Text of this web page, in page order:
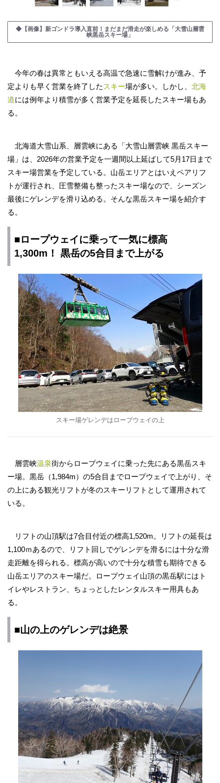
◆【画像】新ゴンドラ導入直前！まだまだ滑走が楽しめる「大雪山層雲
峡黒岳スキー場」
今年の春は異常ともいえる高温で急速に雪解けが進み、予
定よりも早く営業を終了した スキー場が多い。しかし、 北海
道には例年より積雪が多く営業予定を延長したスキー場もあ
る。
北海道大雪山系、層雲峡にある「大雪山層雲峡 黒岳スキー
場」は、2026年の営業予定を一週間以上延ばして5月17日まで
スキー場営業を予定している。山岳エリアとはいえペアリフ
トが運行され、圧雪整備も整ったスキー場なので、シーズン
最後にゲレンデを滑り込める。そんな黒岳スキー場を紹介す
る。
■ロープウェイに乗って一気に標高
1,300m！ 黒岳の5合目まで上がる
スキー場ゲレンデはロープウェイの上
層雲峡温泉街からロープウェイに乗った先にある黒岳スキ
ー場。黒岳（1,984m）の5合目までロープウェイで上がり、そ
の上にある観光リフトが冬のスキーリフトとして運用されて
いる。
リフトの山頂駅は7合目付近の標高1,520m。リフトの延長は
1,100ｍあるので、リフト回しでゲレンデを滑るには十分な滑
走距離を得られる。標高が高いので十分な積雪も期待できる
山岳エリアのスキー場だ。ロープウェイ山頂の黒岳駅にはト
イレやレストラン、ちょっとしたレンタルスキー用具もあ
る。
■山の上のゲレンデは絶景